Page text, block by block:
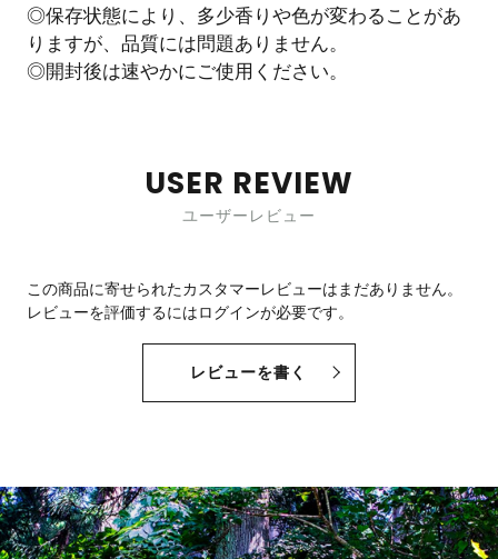
◎保存状態により、多少香りや色が変わることがあ
りますが、品質には問題ありません。
◎開封後は速やかにご使用ください。
USER REVIEW
ユーザーレビュー
この商品に寄せられたカスタマーレビューはまだありません。
レビューを評価するにはログインが必要です。
レビューを書く